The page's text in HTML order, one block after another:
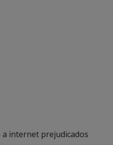
a internet prejudicados